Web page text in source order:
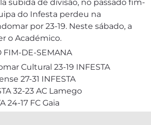
subida de divisão, no passado fim-
do Infesta perdeu na
por 23-19. Neste sábado, a
o Académico.
FIM-DE-SEMANA
Cultural 23-19 INFESTA
27-31 INFESTA
32-23 AC Lamego
24-17 FC Gaia